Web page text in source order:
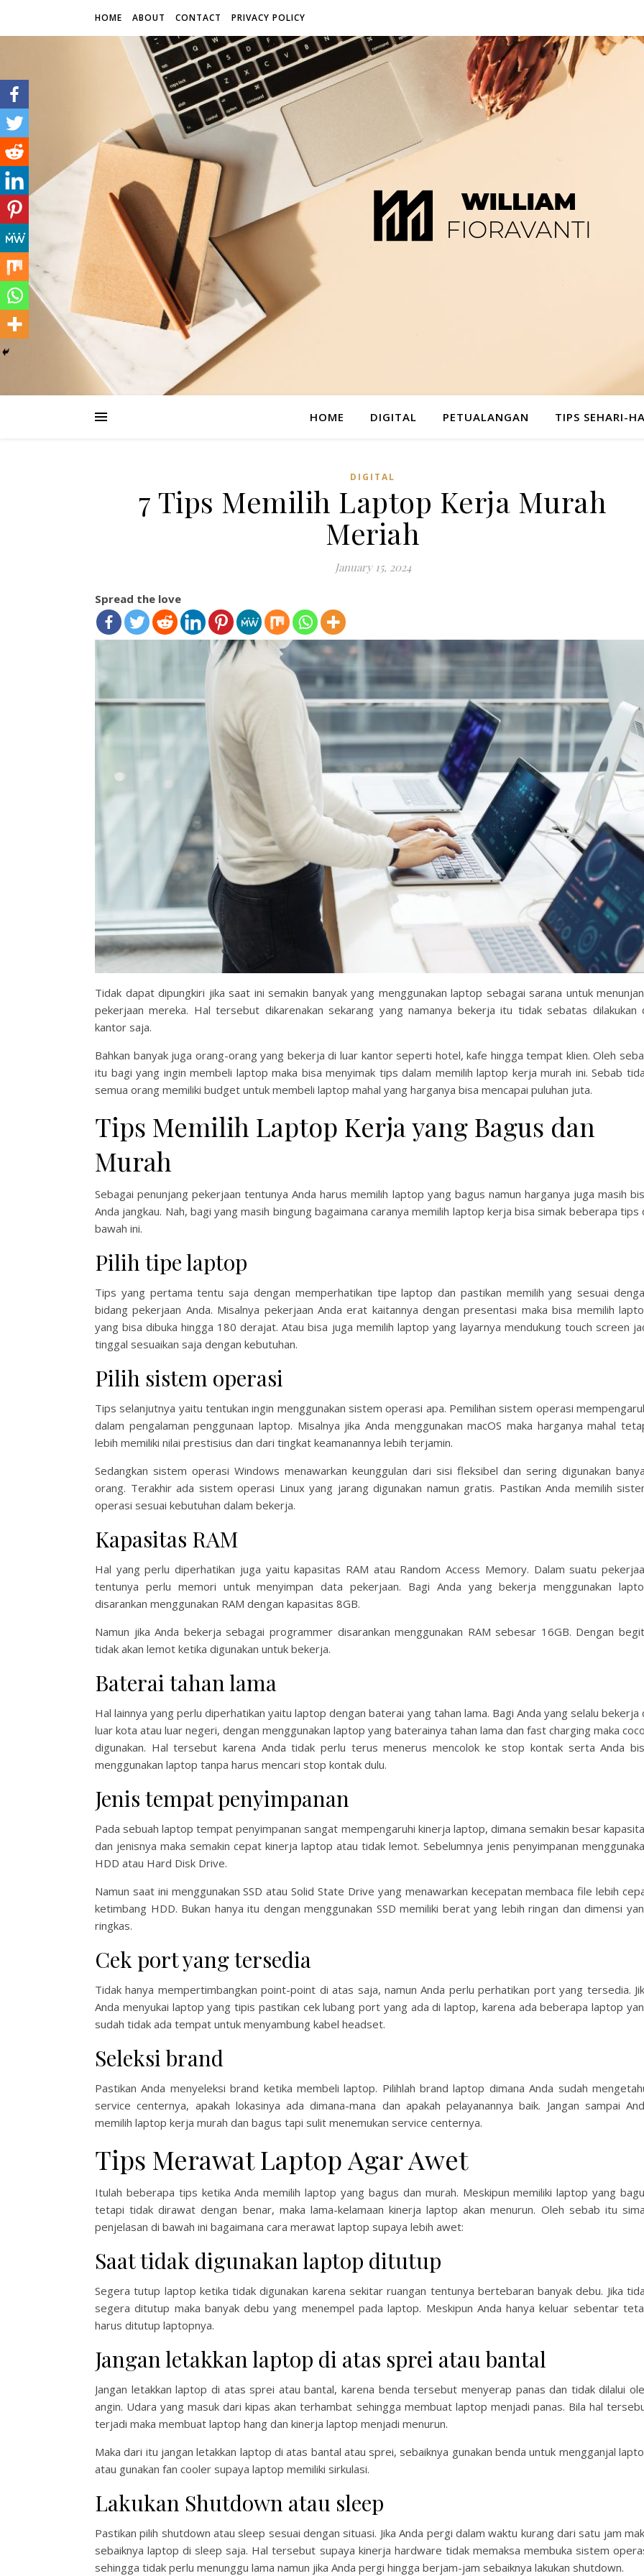
HOME ABOUT CONTACT PRIVACY POLICY
HOME DIGITAL PETUALANGAN TIPS SEHARI-
DIGITAL
7 Tips Memilih Laptop Kerja Murah
Meriah
January 15, 2024
Spread the love
Tidak dapat dipungkiri jika saat ini semakin banyak yang menggunakan laptop sebagai sarana untuk
pekerjaan mereka. Hal tersebut dikarenakan sekarang yang namanya bekerja itu tidak sebatas dilakukan
kantor saja.
Bahkan banyak juga orang-orang yang bekerja di luar kantor seperti hotel, kafe hingga tempat klien. Oleh
itu bagi yang ingin membeli laptop maka bisa menyimak tips dalam memilih laptop kerja murah ini. Sebab
semua orang memiliki budget untuk membeli laptop mahal yang harganya bisa mencapai puluhan juta.
Tips Memilih Laptop Kerja yang Bagus dan
Murah
Sebagai penunjang pekerjaan tentunya Anda harus memilih laptop yang bagus namun harganya juga masih
Anda jangkau. Nah, bagi yang masih bingung bagaimana caranya memilih laptop kerja bisa simak beberapa tips
bawah ini.
Pilih tipe laptop
Tips yang pertama tentu saja dengan memperhatikan tipe laptop dan pastikan memilih yang sesuai
bidang pekerjaan Anda. Misalnya pekerjaan Anda erat kaitannya dengan presentasi maka bisa memilih
yang bisa dibuka hingga 180 derajat. Atau bisa juga memilih laptop yang layarnya mendukung touch screen
tinggal sesuaikan saja dengan kebutuhan.
Pilih sistem operasi
Tips selanjutnya yaitu tentukan ingin menggunakan sistem operasi apa. Pemilihan sistem operasi
dalam pengalaman penggunaan laptop. Misalnya jika Anda menggunakan macOS maka harganya mahal
lebih memiliki nilai prestisius dan dari tingkat keamanannya lebih terjamin.
Sedangkan sistem operasi Windows menawarkan keunggulan dari sisi fleksibel dan sering digunakan
orang. Terakhir ada sistem operasi Linux yang jarang digunakan namun gratis. Pastikan Anda memilih
operasi sesuai kebutuhan dalam bekerja.
Kapasitas RAM
Hal yang perlu diperhatikan juga yaitu kapasitas RAM atau Random Access Memory. Dalam suatu
tentunya perlu memori untuk menyimpan data pekerjaan. Bagi Anda yang bekerja menggunakan
disarankan menggunakan RAM dengan kapasitas 8GB.
Namun jika Anda bekerja sebagai programmer disarankan menggunakan RAM sebesar 16GB. Dengan
tidak akan lemot ketika digunakan untuk bekerja.
Baterai tahan lama
Hal lainnya yang perlu diperhatikan yaitu laptop dengan baterai yang tahan lama. Bagi Anda yang selalu bekerja
luar kota atau luar negeri, dengan menggunakan laptop yang baterainya tahan lama dan fast charging maka
digunakan. Hal tersebut karena Anda tidak perlu terus menerus mencolok ke stop kontak serta Anda
menggunakan laptop tanpa harus mencari stop kontak dulu.
Jenis tempat penyimpanan
Pada sebuah laptop tempat penyimpanan sangat mempengaruhi kinerja laptop, dimana semakin besar
dan jenisnya maka semakin cepat kinerja laptop atau tidak lemot. Sebelumnya jenis penyimpanan
HDD atau Hard Disk Drive.
Namun saat ini menggunakan SSD atau Solid State Drive yang menawarkan kecepatan membaca file lebih
ketimbang HDD. Bukan hanya itu dengan menggunakan SSD memiliki berat yang lebih ringan dan dimensi
ringkas.
Cek port yang tersedia
Tidak hanya mempertimbangkan point-point di atas saja, namun Anda perlu perhatikan port yang tersedia.
Anda menyukai laptop yang tipis pastikan cek lubang port yang ada di laptop, karena ada beberapa laptop
sudah tidak ada tempat untuk menyambung kabel headset.
Seleksi brand
Pastikan Anda menyeleksi brand ketika membeli laptop. Pilihlah brand laptop dimana Anda sudah
service centernya, apakah lokasinya ada dimana-mana dan apakah pelayanannya baik. Jangan sampai
memilih laptop kerja murah dan bagus tapi sulit menemukan service centernya.
Tips Merawat Laptop Agar Awet
Itulah beberapa tips ketika Anda memilih laptop yang bagus dan murah. Meskipun memiliki laptop yang
tetapi tidak dirawat dengan benar, maka lama-kelamaan kinerja laptop akan menurun. Oleh sebab itu
penjelasan di bawah ini bagaimana cara merawat laptop supaya lebih awet:
Saat tidak digunakan laptop ditutup
Segera tutup laptop ketika tidak digunakan karena sekitar ruangan tentunya bertebaran banyak debu. Jika
segera ditutup maka banyak debu yang menempel pada laptop. Meskipun Anda hanya keluar sebentar
harus ditutup laptopnya.
Jangan letakkan laptop di atas sprei atau bantal
Jangan letakkan laptop di atas sprei atau bantal, karena benda tersebut menyerap panas dan tidak dilalui
angin. Udara yang masuk dari kipas akan terhambat sehingga membuat laptop menjadi panas. Bila hal
terjadi maka membuat laptop hang dan kinerja laptop menjadi menurun.
Maka dari itu jangan letakkan laptop di atas bantal atau sprei, sebaiknya gunakan benda untuk mengganjal
atau gunakan fan cooler supaya laptop memiliki sirkulasi.
Lakukan Shutdown atau sleep
Pastikan pilih shutdown atau sleep sesuai dengan situasi. Jika Anda pergi dalam waktu kurang dari satu jam
sebaiknya laptop di sleep saja. Hal tersebut supaya kinerja hardware tidak memaksa membuka sistem
sehingga tidak perlu menunggu lama namun jika Anda pergi hingga berjam-jam sebaiknya lakukan shutdown.